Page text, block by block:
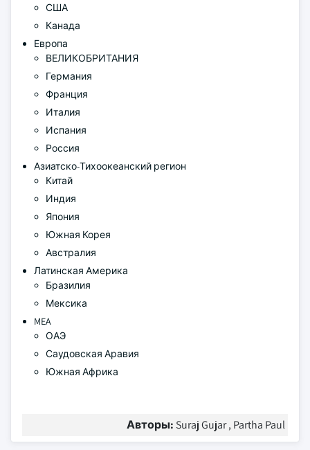
США
Канада
Европа
ВЕЛИКОБРИТАНИЯ
Германия
Франция
Италия
Испания
Россия
Азиатско-Тихоокеанский регион
Китай
Индия
Япония
Южная Корея
Австралия
Латинская Америка
Бразилия
Мексика
MEA
ОАЭ
Саудовская Аравия
Южная Африка
Авторы: Suraj Gujar , Partha Paul